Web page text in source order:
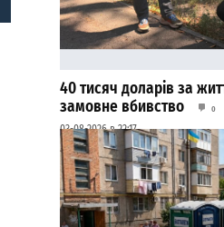
40 тисяч доларів за
замовне вбивство
0
03-08-2026 в 22:17
ВИБІР РЕДАКЦІЇ